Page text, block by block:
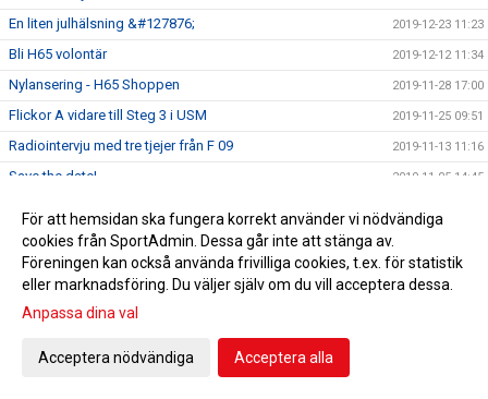
En liten julhälsning &#127876; 2019-12-23 11:23
Bli H65 volontär 2019-12-12 11:34
Nylansering - H65 Shoppen 2019-11-28 17:00
Flickor A vidare till Steg 3 i USM 2019-11-25 09:51
Radiointervju med tre tjejer från F 09 2019-11-13 11:16
Save the date! 2019-11-05 14:45
EHF-cupen: Knapp seger efter stark insats
5-6/10 spelas USM i HÖÖR! Gratis inträde! Välkommen! 2019-10-03 13:55
Klubbfotografering onsdagen 9/10
HSK 13/14
För att hemsidan ska fungera korrekt använder vi nödvändiga
cookies från SportAdmin. Dessa går inte att stänga av.
Föreningen kan också använda frivilliga cookies, t.ex. för statistik
eller marknadsföring. Du väljer själv om du vill acceptera dessa.
Anpassa dina val
Acceptera nödvändiga Acceptera alla